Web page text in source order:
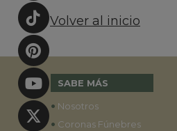
Volver al inicio
SABE MÁS
• Nosotros
• Coronas Fúnebres